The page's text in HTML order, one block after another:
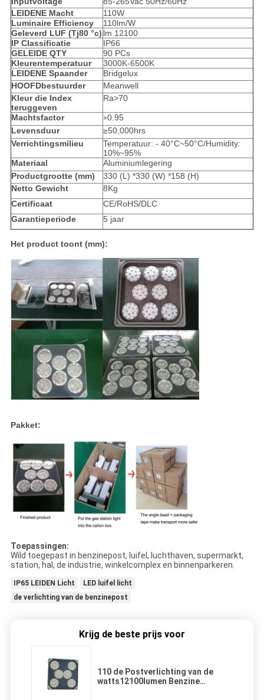
LEIDENE Macht
110W
Luminaire Efficiency
110lm/W
Geleverd LUF (Tj80 °c) lm 12100
IP Classificatie
IP66
GELEIDE QTY
90 PCs
Kleurentemperatuur
3000K-6500K
LEIDENE Spaander
Bridgelux
HOOFDbestuurder
Meanwell
Kleur die Index
teruggeven
Ra>70
Machtsfactor >0.95
Levensduur
≥50,000hrs
Verrichtingsmilieu
Temperatuur: - 40°C~50°C/Humidity:
10%~95%
Materiaal
Aluminiumlegering
Productgrootte (mm)
330 (L) *330 (W) *158 (H)
Netto Gewicht
8Kg
Certificaat
CE/RoHS/DLC
Garantieperiode
5 jaar
Het product toont (mm):
Pakket:
Toepassingen:
Wild toegepast in benzinepost, luifel, luchthaven, supermarkt,
station, hal, de industrie, winkelcomplex en binnenparkeren.
IP65 LEIDEN Licht
LED luifel licht
de verlichting van de benzinepost
Krijg de beste prijs voor
110 de Postverlichting van de
watts12100lumen Benzine